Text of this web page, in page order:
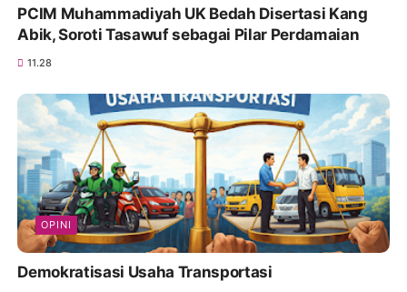
PCIM Muhammadiyah UK Bedah Disertasi Kang
Abik, Soroti Tasawuf sebagai Pilar Perdamaian
11.28
OPINI
Demokratisasi Usaha Transportasi